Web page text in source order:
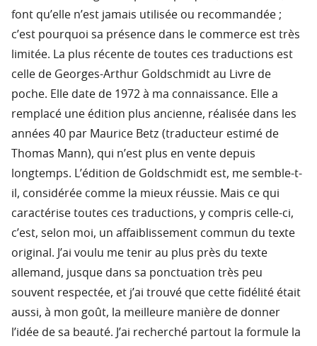
font qu’elle n’est jamais utilisée ou recommandée ;
c’est pourquoi sa présence dans le commerce est très
limitée. La plus récente de toutes ces traductions est
celle de Georges-Arthur Goldschmidt au Livre de
poche. Elle date de 1972 à ma connaissance. Elle a
remplacé une édition plus ancienne, réalisée dans les
années 40 par Maurice Betz (traducteur estimé de
Thomas Mann), qui n’est plus en vente depuis
longtemps. L’édition de Goldschmidt est, me semble-t-
il, considérée comme la mieux réussie. Mais ce qui
caractérise toutes ces traductions, y compris celle-ci,
c’est, selon moi, un affaiblissement commun du texte
original. J’ai voulu me tenir au plus près du texte
allemand, jusque dans sa ponctuation très peu
souvent respectée, et j’ai trouvé que cette fidélité était
aussi, à mon goût, la meilleure manière de donner
l’idée de sa beauté. J’ai recherché partout la formule la